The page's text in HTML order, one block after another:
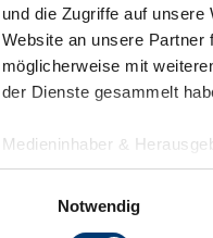
und die Zugriffe auf
Website an unsere Partner
möglicherweise mit
der Dienste gesammelt
Medieninhaber &
Zeller Bergbahnen
Rohr 23// A-6280 Zell am
Notwendig